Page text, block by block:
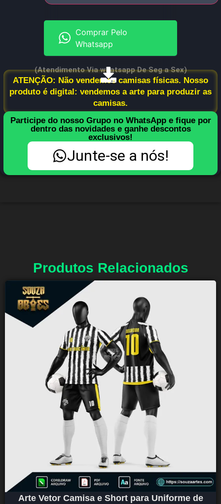
Comprar Pelo
Whatsapp
(Atendimento Via whatsapp De Seg a Sex)
ATENÇÃO: Não vendemos camisas físicas. Nosso
produto é digital: vendemos a arte para produzir as
camisas.
Participe do nosso Grupo no WhatsApp e fique por
dentro das novidades e ganhe descontos
exclusivos!
Junte-se a nós!
Produtos Relacionados
Arte Vetor Camisa e Short para Uniforme de